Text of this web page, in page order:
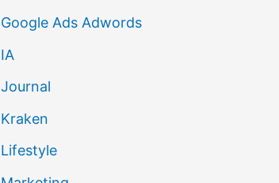
Google Ads Adwords
IA
Journal
Kraken
Lifestyle